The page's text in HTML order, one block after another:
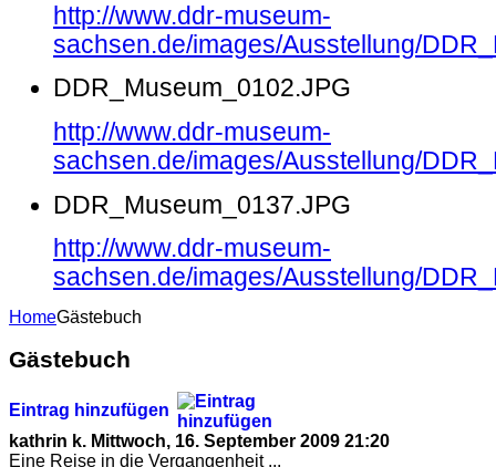
http://www.ddr-museum-
sachsen.de/images/Ausstellung/
DDR_Museum_0102.JPG
http://www.ddr-museum-
sachsen.de/images/Ausstellung/
DDR_Museum_0137.JPG
http://www.ddr-museum-
sachsen.de/images/Ausstellung/
HomeGästebuch
Gästebuch
Eintrag hinzufügen
kathrin k. Mittwoch, 16. September 2009 21:20
Eine Reise in die Vergangenheit ...